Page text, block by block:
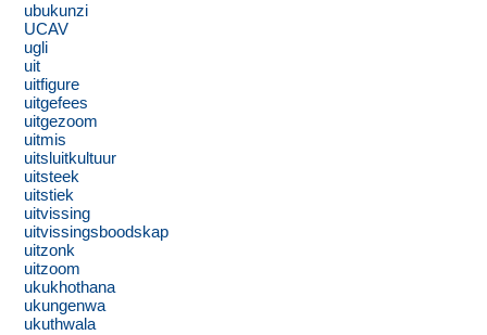
ubukunzi
UCAV
ugli
uit
uitfigure
uitgefees
uitgezoom
uitmis
uitsluitkultuur
uitsteek
uitstiek
uitvissing
uitvissingsboodskap
uitzonk
uitzoom
ukukhothana
ukungenwa
ukuthwala